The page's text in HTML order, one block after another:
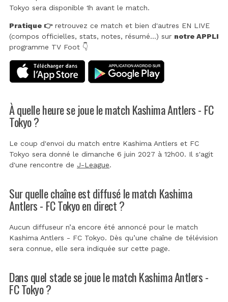
Tokyo sera disponible 1h avant le match.
Pratique 👉retrouvez ce match et bien d'autres EN LIVE
(compos officielles, stats, notes, résumé...) sur notre APPLI
programme TV Foot 👇
À quelle heure se joue le match Kashima Antlers - FC
Tokyo ?
Le coup d'envoi du match entre Kashima Antlers et FC
Tokyo sera donné le dimanche 6 juin 2027 à 12h00. Il s'agit
d'une rencontre de J-League.
Sur quelle chaîne est diffusé le match Kashima
Antlers - FC Tokyo en direct ?
Aucun diffuseur n’a encore été annoncé pour le match
Kashima Antlers - FC Tokyo. Dès qu’une chaîne de télévision
sera connue, elle sera indiquée sur cette page.
Dans quel stade se joue le match Kashima Antlers -
FC Tokyo ?